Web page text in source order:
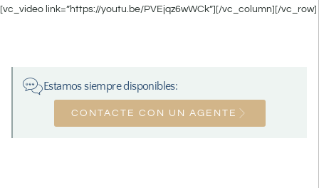
[vc_video link=”https://youtu.be/PVEjqz6wWCk”][/vc_column][/vc_row]
Estamos siempre disponibles:
CONTACTE CON UN AGENTE